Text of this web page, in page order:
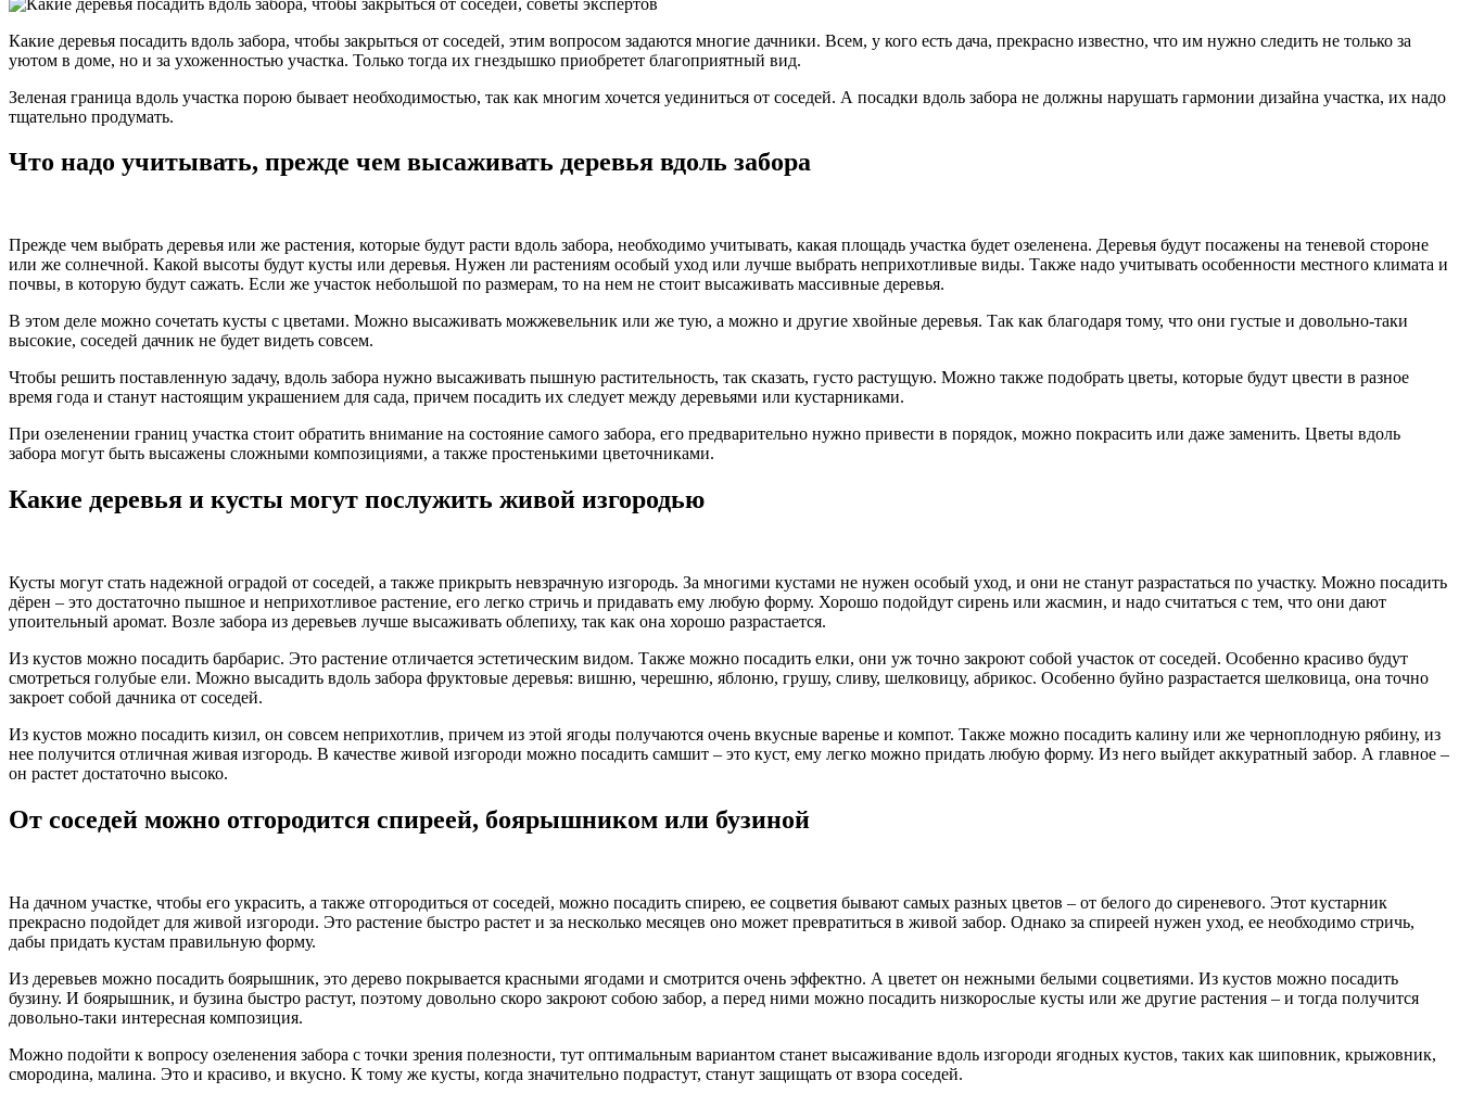
Какие деревья посадить вдоль забора, чтобы закрыться от соседей, этим вопросом задаются многие дачники. Всем, у кого есть дача, прекрасно известно, что им нужно следить не только за
уютом в доме, но и за ухоженностью участка. Только тогда их гнездышко приобретет благоприятный вид.
Зеленая граница вдоль участка порою бывает необходимостью, так как многим хочется уединиться от соседей. А посадки вдоль забора не должны нарушать гармонии дизайна участка, их надо
тщательно продумать.
Что надо учитывать, прежде чем высаживать деревья вдоль забора
Прежде чем выбрать деревья или же растения, которые будут расти вдоль забора, необходимо учитывать, какая площадь участка будет озеленена. Деревья будут посажены на теневой стороне
или же солнечной. Какой высоты будут кусты или деревья. Нужен ли растениям особый уход или лучше выбрать неприхотливые виды. Также надо учитывать особенности местного климата и
почвы, в которую будут сажать. Если же участок небольшой по размерам, то на нем не стоит высаживать массивные деревья.
В этом деле можно сочетать кусты с цветами. Можно высаживать можжевельник или же тую, а можно и другие хвойные деревья. Так как благодаря тому, что они густые и довольно-таки
высокие, соседей дачник не будет видеть совсем.
Чтобы решить поставленную задачу, вдоль забора нужно высаживать пышную растительность, так сказать, густо растущую. Можно также подобрать цветы, которые будут цвести в разное
время года и станут настоящим украшением для сада, причем посадить их следует между деревьями или кустарниками.
При озеленении границ участка стоит обратить внимание на состояние самого забора, его предварительно нужно привести в порядок, можно покрасить или даже заменить. Цветы вдоль
забора могут быть высажены сложными композициями, а также простенькими цветочниками.
Какие деревья и кусты могут послужить живой изгородью
Кусты могут стать надежной оградой от соседей, а также прикрыть невзрачную изгородь. За многими кустами не нужен особый уход, и они не станут разрастаться по участку. Можно посадить
дёрен – это достаточно пышное и неприхотливое растение, его легко стричь и придавать ему любую форму. Хорошо подойдут сирень или жасмин, и надо считаться с тем, что они дают
упоительный аромат. Возле забора из деревьев лучше высаживать облепиху, так как она хорошо разрастается.
Из кустов можно посадить барбарис. Это растение отличается эстетическим видом. Также можно посадить елки, они уж точно закроют собой участок от соседей. Особенно красиво будут
смотреться голубые ели. Можно высадить вдоль забора фруктовые деревья: вишню, черешню, яблоню, грушу, сливу, шелковицу, абрикос. Особенно буйно разрастается шелковица, она точно
закроет собой дачника от соседей.
Из кустов можно посадить кизил, он совсем неприхотлив, причем из этой ягоды получаются очень вкусные варенье и компот. Также можно посадить калину или же черноплодную рябину, из
нее получится отличная живая изгородь. В качестве живой изгороди можно посадить самшит – это куст, ему легко можно придать любую форму. Из него выйдет аккуратный забор. А главное –
он растет достаточно высоко.
От соседей можно отгородится спиреей, боярышником или бузиной
На дачном участке, чтобы его украсить, а также отгородиться от соседей, можно посадить спирею, ее соцветия бывают самых разных цветов – от белого до сиреневого. Этот кустарник
прекрасно подойдет для живой изгороди. Это растение быстро растет и за несколько месяцев оно может превратиться в живой забор. Однако за спиреей нужен уход, ее необходимо стричь,
дабы придать кустам правильную форму.
Из деревьев можно посадить боярышник, это дерево покрывается красными ягодами и смотрится очень эффектно. А цветет он нежными белыми соцветиями. Из кустов можно посадить
бузину. И боярышник, и бузина быстро растут, поэтому довольно скоро закроют собою забор, а перед ними можно посадить низкорослые кусты или же другие растения – и тогда получится
довольно-таки интересная композиция.
Можно подойти к вопросу озеленения забора с точки зрения полезности, тут оптимальным вариантом станет высаживание вдоль изгороди ягодных кустов, таких как шиповник, крыжовник,
смородина, малина. Это и красиво, и вкусно. К тому же кусты, когда значительно подрастут, станут защищать от взора соседей.